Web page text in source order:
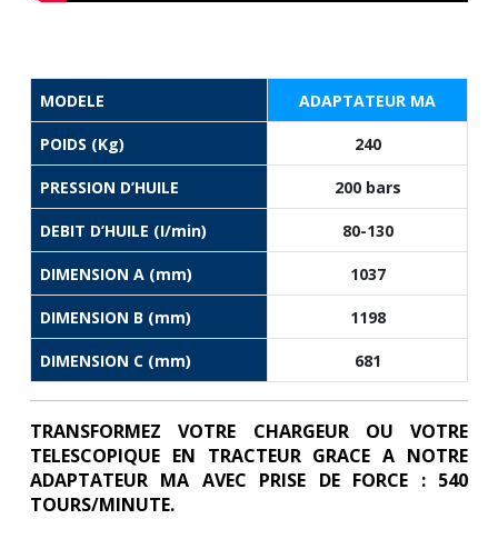
MODELE ADAPTATEUR MA
POIDS (Kg) 240
PRESSION D’HUILE 200 bars
DEBIT D’HUILE (I/min) 80-130
DIMENSION A (mm) 1037
DIMENSION B (mm) 1198
DIMENSION C (mm) 681
TRANSFORMEZ VOTRE CHARGEUR OU VOTRE
TELESCOPIQUE EN TRACTEUR GRACE A NOTRE
ADAPTATEUR MA AVEC PRISE DE FORCE : 540
TOURS/MINUTE.